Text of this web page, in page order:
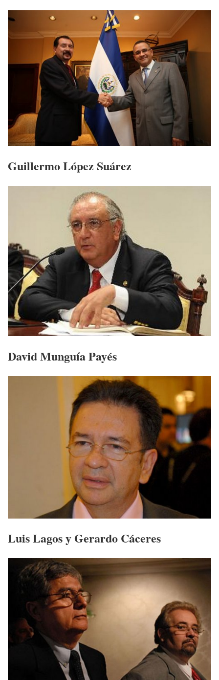
Guillermo López Suárez
David Munguía Payés
Luis Lagos y Gerardo Cáceres